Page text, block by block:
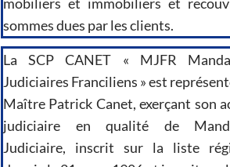
sommes dues par les clients.
La SCP CANET « MJFR
Judiciaires Franciliens » est
Maître Patrick Canet, exerçant son
judiciaire en qualité de
Judiciaire, inscrit sur la liste